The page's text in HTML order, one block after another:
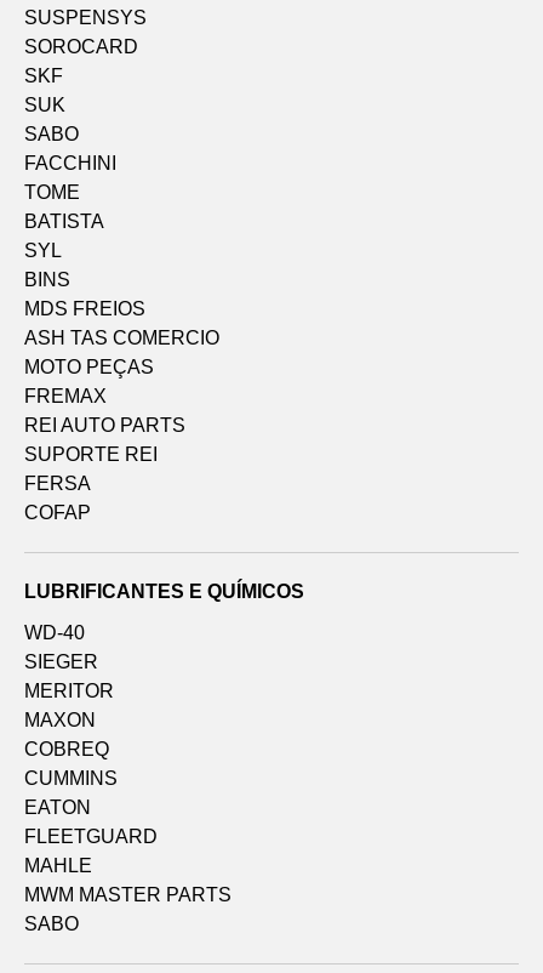
SUSPENSYS
SOROCARD
SKF
SUK
SABO
FACCHINI
TOME
BATISTA
SYL
BINS
MDS FREIOS
ASH TAS COMERCIO
MOTO PEÇAS
FREMAX
REI AUTO PARTS
SUPORTE REI
FERSA
COFAP
LUBRIFICANTES E QUÍMICOS
WD-40
SIEGER
MERITOR
MAXON
COBREQ
CUMMINS
EATON
FLEETGUARD
MAHLE
MWM MASTER PARTS
SABO